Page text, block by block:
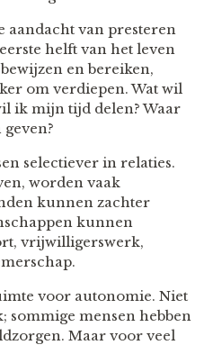
aandacht van presteren
helft van het leven
en bereiken,
om verdiepen. Wat wil
ik mijn tijd delen? Waar
selectiever in relaties.
worden vaak
kunnen zachter
kunnen
vrijwilligerswerk,
voor autonomie. Niet
mensen hebben
Maar voor veel